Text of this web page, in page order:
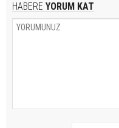
HABERE YORUM KAT